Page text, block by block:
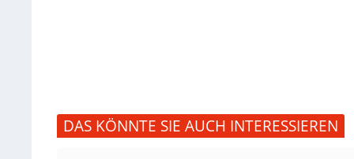
DAS KÖNNTE SIE AUCH INTERESSIEREN